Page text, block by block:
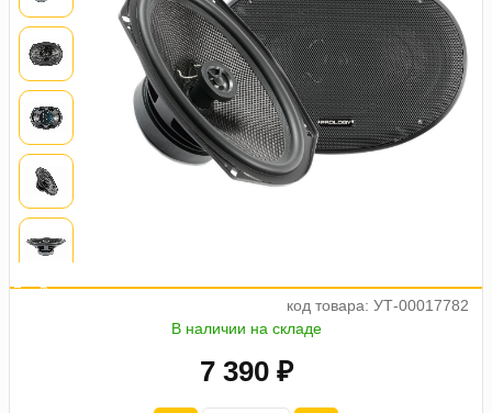
код товара: УТ-00017782
В наличии на складе
7 390 ₽
а